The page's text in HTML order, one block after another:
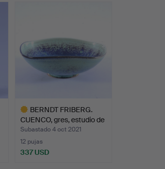
BERNDT FRIBERG.
CUENCO, gres, estudio de
G…
Subastado 4 oct 2021
12 pujas
337 USD